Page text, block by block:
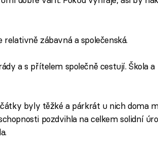
zábavná a společenská.
a s přítelem společně cestují. Škola a
byly těžké a párkrát u nich doma
pozdvihla na celkem solidní